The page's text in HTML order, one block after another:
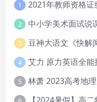
1
2
3 豆神大语文《快解
4 艾力 原力英语全
5 林萧 2023高考地